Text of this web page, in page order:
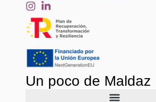
Un poco de Maldaz